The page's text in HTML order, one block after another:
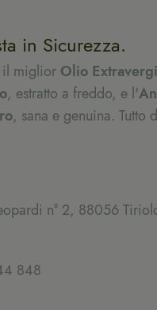
in Sicurezza.
il miglior Olio
, estratto a freddo, e l'
, sana e genuina. Tutto
n° 2, 88056
848